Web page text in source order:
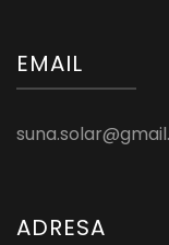
EMAIL
ADRESA